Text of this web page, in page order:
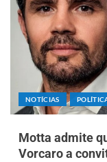
NOTÍCIAS
Motta admite
Vorcaro a